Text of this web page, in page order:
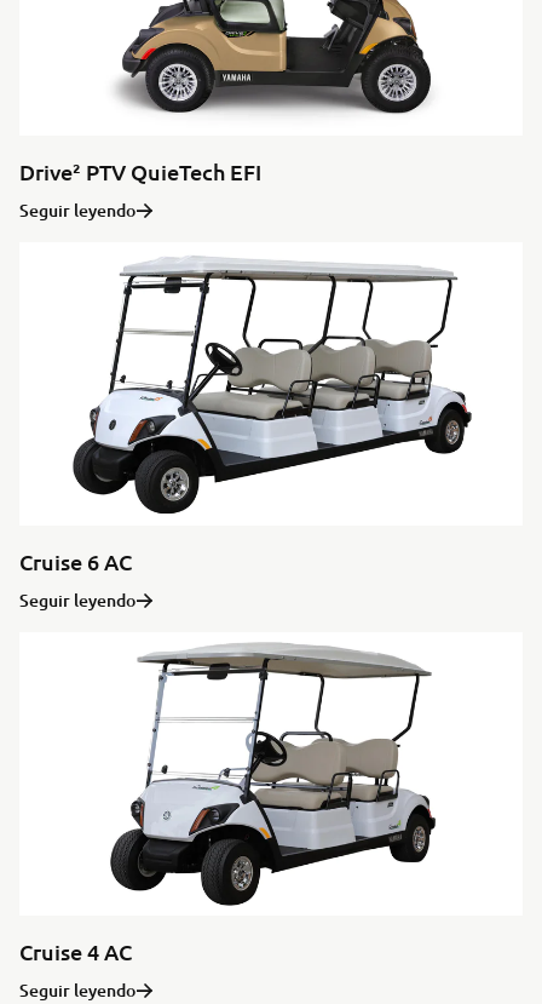
Drive² PTV QuieTech EFI
Seguir leyendo
Cruise 6 AC
Seguir leyendo
Cruise 4 AC
Seguir leyendo